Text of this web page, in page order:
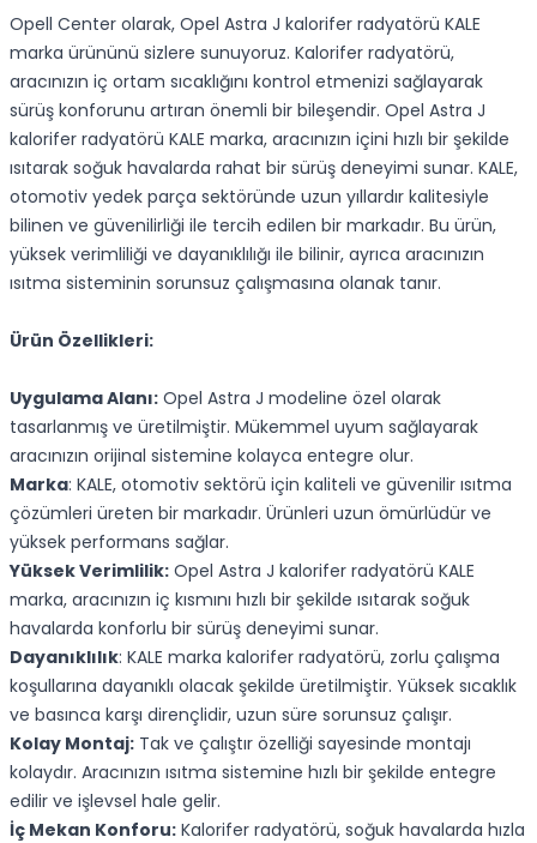
Opell Center olarak, Opel Astra J kalorifer radyatörü KALE
marka ürününü sizlere sunuyoruz. Kalorifer radyatörü,
aracınızın iç ortam sıcaklığını kontrol etmenizi sağlayarak
sürüş konforunu artıran önemli bir bileşendir. Opel Astra J
kalorifer radyatörü KALE marka, aracınızın içini hızlı bir şekilde
ısıtarak soğuk havalarda rahat bir sürüş deneyimi sunar. KALE,
otomotiv yedek parça sektöründe uzun yıllardır kalitesiyle
bilinen ve güvenilirliği ile tercih edilen bir markadır. Bu ürün,
yüksek verimliliği ve dayanıklılığı ile bilinir, ayrıca aracınızın
ısıtma sisteminin sorunsuz çalışmasına olanak tanır.
Ürün Özellikleri:
Uygulama Alanı: Opel Astra J modeline özel olarak
tasarlanmış ve üretilmiştir. Mükemmel uyum sağlayarak
aracınızın orijinal sistemine kolayca entegre olur.
Marka: KALE, otomotiv sektörü için kaliteli ve güvenilir ısıtma
çözümleri üreten bir markadır. Ürünleri uzun ömürlüdür ve
yüksek performans sağlar.
Yüksek Verimlilik: Opel Astra J kalorifer radyatörü KALE
marka, aracınızın iç kısmını hızlı bir şekilde ısıtarak soğuk
havalarda konforlu bir sürüş deneyimi sunar.
Dayanıklılık: KALE marka kalorifer radyatörü, zorlu çalışma
koşullarına dayanıklı olacak şekilde üretilmiştir. Yüksek sıcaklık
ve basınca karşı dirençlidir, uzun süre sorunsuz çalışır.
Kolay Montaj: Tak ve çalıştır özelliği sayesinde montajı
kolaydır. Aracınızın ısıtma sistemine hızlı bir şekilde entegre
edilir ve işlevsel hale gelir.
İç Mekan Konforu: Kalorifer radyatörü, soğuk havalarda hızla